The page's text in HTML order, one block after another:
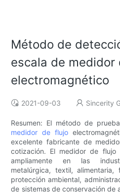
Método de
escala de medidor
electromagnético
2021-09-03 Sincerity
Resumen: El método de
medidor de flujo
excelente fabricante de
cotización. El medidor de flujo
ampliamente en las
metalúrgica, textil, alimentaria,
protección ambiental,
de sistemas de conservación de